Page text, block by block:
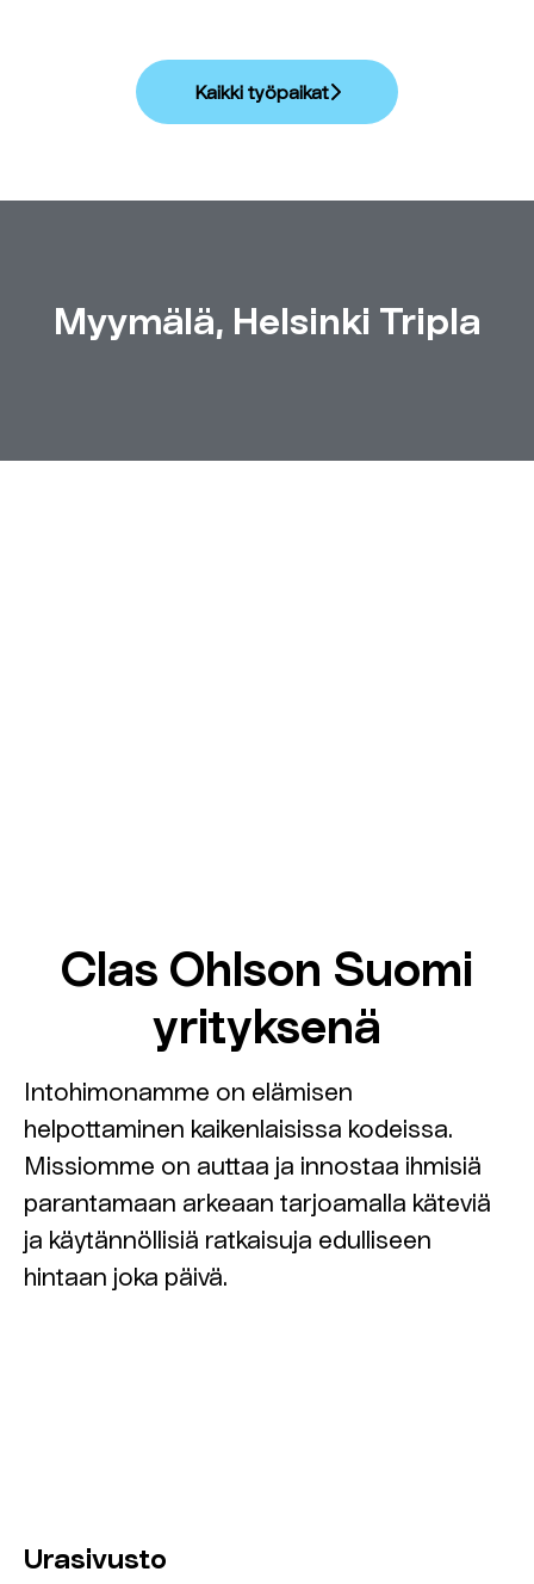
Kaikki työpaikat
Myymälä, Helsinki Tripla
Clas Ohlson Suomi
yrityksenä
Intohimonamme on elämisen
helpottaminen kaikenlaisissa kodeissa.
Missiomme on auttaa ja innostaa ihmisiä
parantamaan arkeaan tarjoamalla käteviä
ja käytännöllisiä ratkaisuja edulliseen
hintaan joka päivä.
Urasivusto